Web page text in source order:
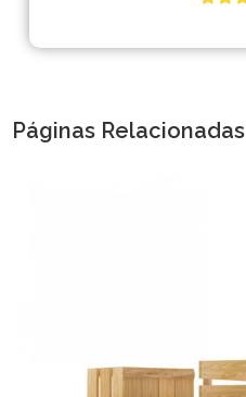
Páginas Relacionadas